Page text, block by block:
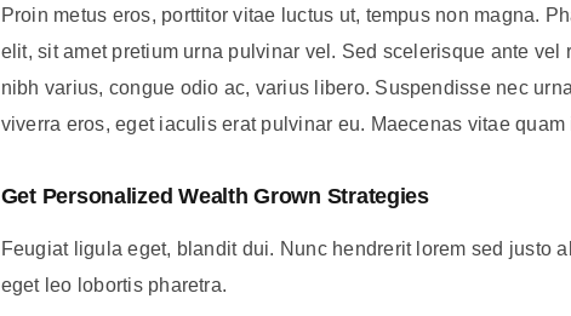
Proin metus eros, porttitor vitae luctus ut, tempus non magna.
elit, sit amet pretium urna pulvinar vel. Sed scelerisque ante
nibh varius, congue odio ac, varius libero. Suspendisse nec
viverra eros, eget iaculis erat pulvinar eu. Maecenas vitae quam
Get Personalized Wealth Grown Strategies
Feugiat ligula eget, blandit dui. Nunc hendrerit lorem sed justo
eget leo lobortis pharetra.